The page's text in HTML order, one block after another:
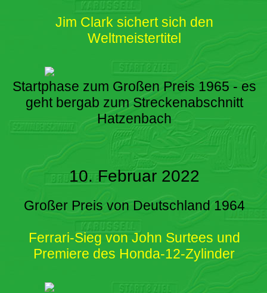
Jim Clark sichert sich den
Weltmeistertitel
Startphase zum Großen Preis 1965 - es
geht bergab zum Streckenabschnitt
Hatzenbach
10. Februar 2022
Großer Preis von Deutschland 1964
Ferrari-Sieg von John Surtees und
Premiere des Honda-12-Zylinder